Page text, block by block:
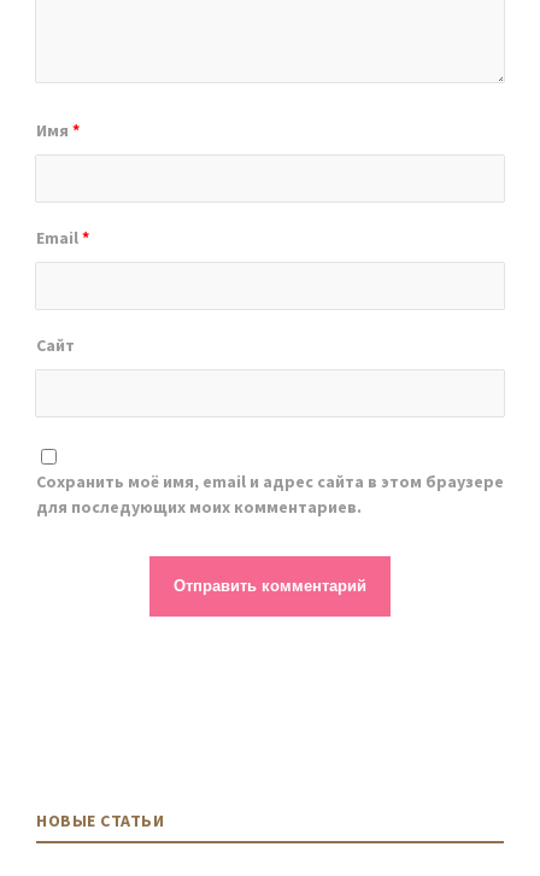
Имя *
Email*
Сайт
Сохранить моё имя, email и адрес сайта в этом браузере
для последующих моих комментариев.
НОВЫЕ СТАТЬИ